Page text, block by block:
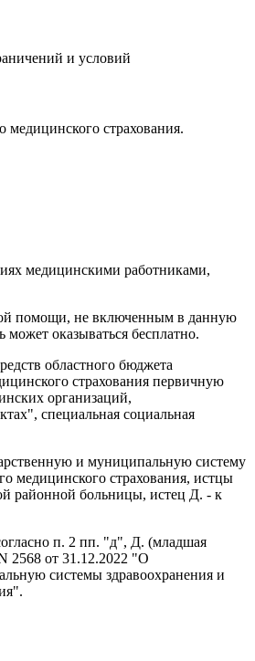
и условий
медицинского страхования.
медицинскими работниками,
помощи, не включенным в данную
оказываться бесплатно.
областного бюджета
страхования первичную
организаций,
специальная социальная
и муниципальную систему
медицинского страхования, истцы
районной больницы, истец Д. - к
п. 2 пп. "д", Д. (младшая
2568 от 31.12.2022 "О
системы здравоохранения и